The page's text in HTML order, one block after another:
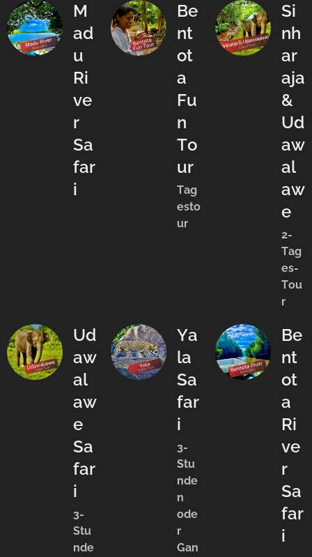
M
ad
u
Ri
ve
r
Sa
far
i
Be
nt
ot
a
Fu
n
To
ur
Tag
esto
ur
Si
nh
ar
aja
&
Ud
aw
al
aw
e
2-
Tag
es-
Tou
r
Ud
aw
al
aw
e
Sa
far
i
3-
Stu
nde
Ya
la
Sa
far
i
3-
Stu
nde
n
ode
r
Gan
Be
nt
ot
a
Ri
ve
r
Sa
far
i